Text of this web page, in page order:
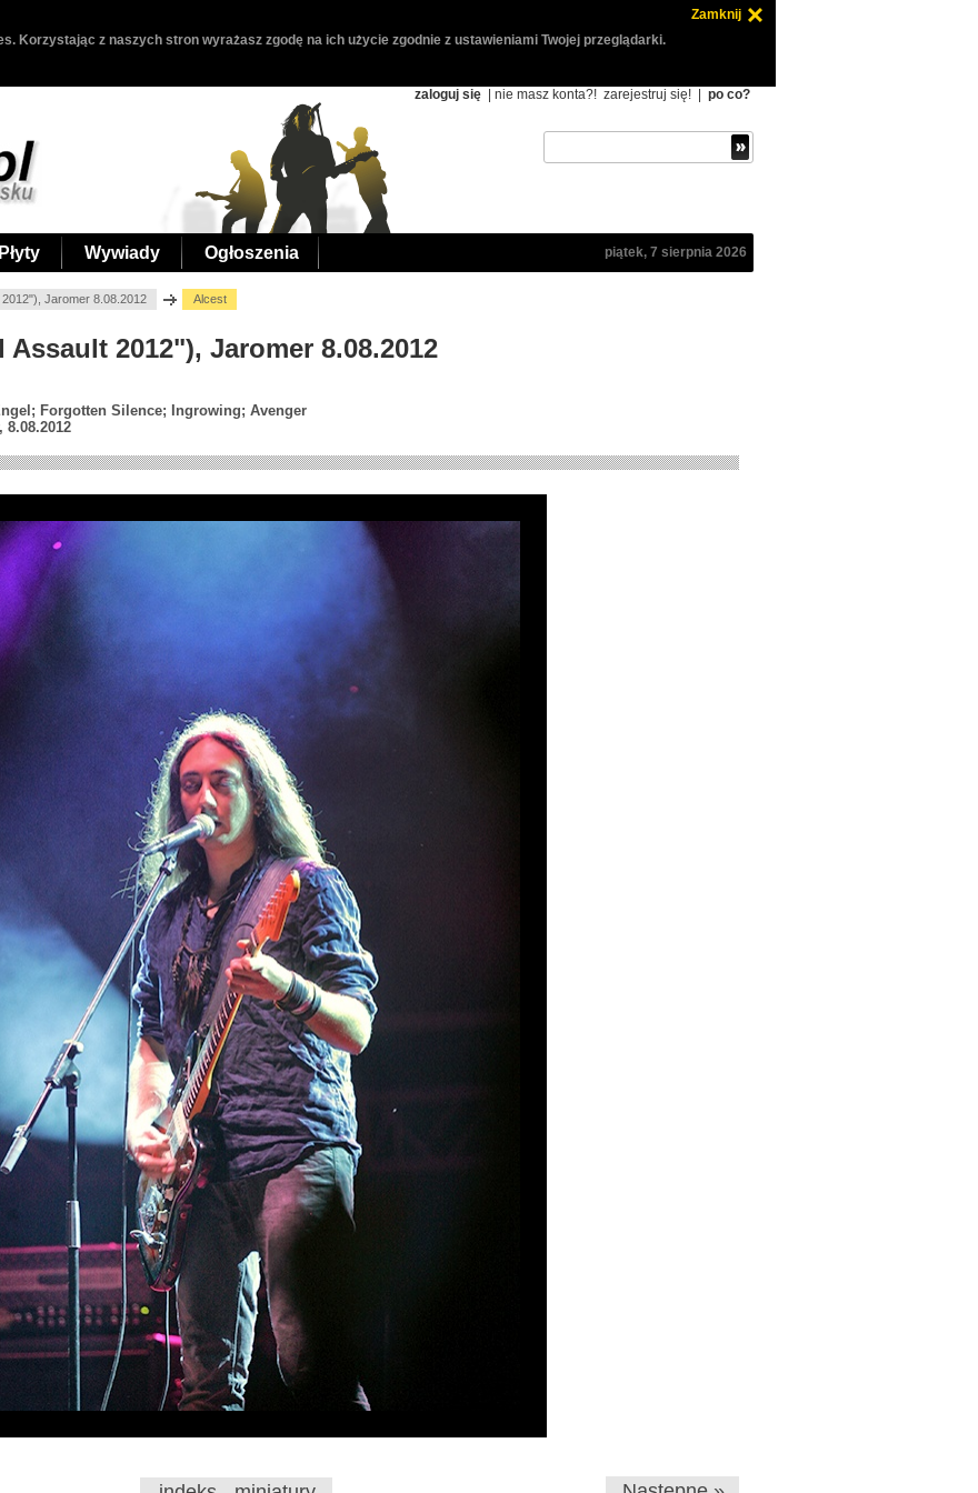
Zamknij
Korzystając z naszych stron wyrażasz zgodę na ich użycie zgodnie z ustawieniami Twojej przeglądarki.
zaloguj się | nie masz konta?! zarejestruj się! po co?
Płyty Wywiady Ogłoszenia piątek, 7 sierpnia 2026
Jaromer 8.08.2012 Alcest
2012"), Jaromer 8.08.2012
Forgotten Silence; Ingrowing; Avenger
8.08.2012